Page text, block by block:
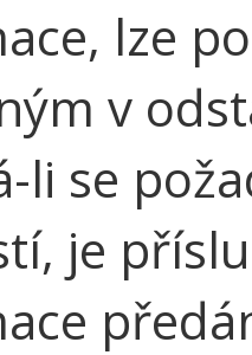
lze
v
li se
je